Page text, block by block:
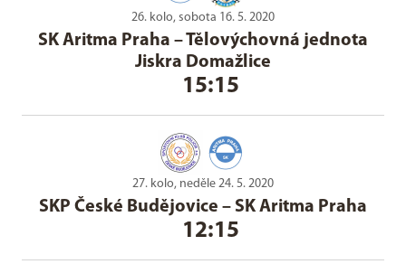
26. kolo, sobota 16. 5. 2020
SK Aritma Praha –Tělovýchovná jednota
Jiskra Domažlice
15:15
27. kolo, neděle 24. 5. 2020
SKP České Budějovice – SK Aritma Praha
12:15